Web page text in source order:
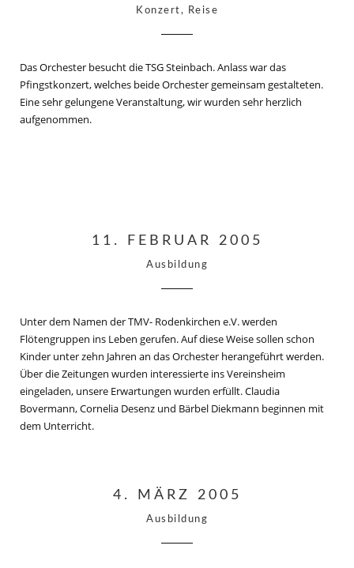
Konzert, Reise
Das Orchester besucht die TSG Steinbach. Anlass war das
Pfingstkonzert, welches beide Orchester gemeinsam gestalteten.
Eine sehr gelungene Veranstaltung, wir wurden sehr herzlich
aufgenommen.
11. FEBRUAR 2005
Ausbildung
Unter dem Namen der TMV- Rodenkirchen e.V. werden
Flötengruppen ins Leben gerufen. Auf diese Weise sollen schon
Kinder unter zehn Jahren an das Orchester herangeführt werden.
Über die Zeitungen wurden interessierte ins Vereinsheim
eingeladen, unsere Erwartungen wurden erfüllt. Claudia
Bovermann, Cornelia Desenz und Bärbel Diekmann beginnen mit
dem Unterricht.
4. MÄRZ 2005
Ausbildung